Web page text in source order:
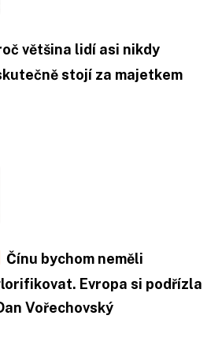
většina lidí asi nikdy
stojí za majetkem
Čínu bychom neměli
Evropa si podřízla
Vořechovský